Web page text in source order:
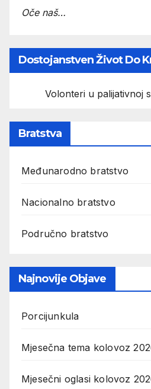
Oče naš…
Dostojanstven Život Do
Volonteri u palijativnoj
Bratstva
Međunarodno bratstvo
Nacionalno bratstvo
Područno bratstvo
Najnovije Objave
Porcijunkula
Mjesečna tema kolovoz
Mjesečni oglasi kolovoz